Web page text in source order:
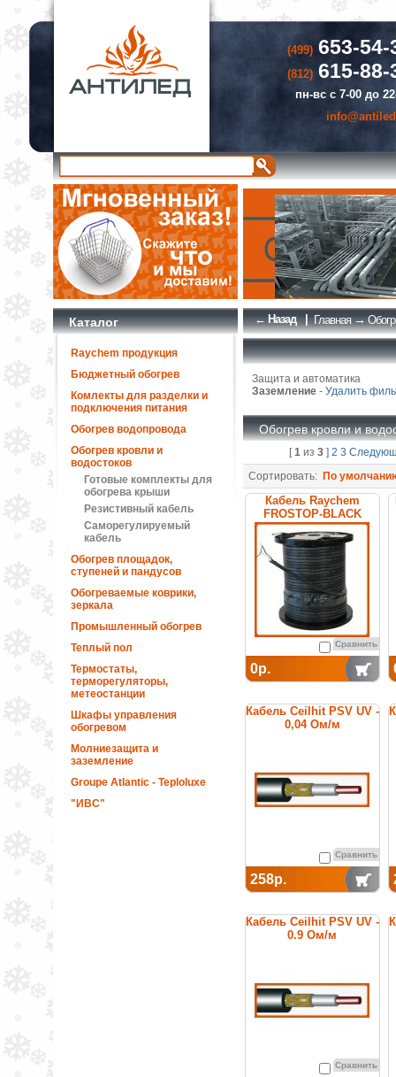
(499)653-54-
(812)615-88-
пн-вс с 7-00 до
Каталог
Raychem продукция
Бюджетный обогрев
Комлекты для разделки и
подключения питания
Обогрев водопровода
Обогрев кровли и
водостоков
Готовые комплекты для
обогрева крыши
Резистивный кабель
Саморегулируемый
кабель
Обогрев площадок,
ступеней и пандусов
Обогреваемые коврики,
зеркала
Промышленный обогрев
Теплый пол
Термостаты,
терморегуляторы,
метеостанции
Шкафы управления
обогревом
Молниезащита и
заземление
Groupe Atlantic - Teploluxe
"ИВС"
← Назад | Главная→
Защита и автоматика
Заземление- Удалить
Обогрев кровли и
[1из 3] 2 3
Сортировать: По
Кабель Raychem
FROSTOP-BLACK
саморегулирующийся
греющий
Сравнить
0р.
Кабель Ceilhit PSV UV -
0,04 Ом/м
Сравнить
258р.
Кабель Ceilhit PSV UV -
0.9 Ом/м
Сравнить